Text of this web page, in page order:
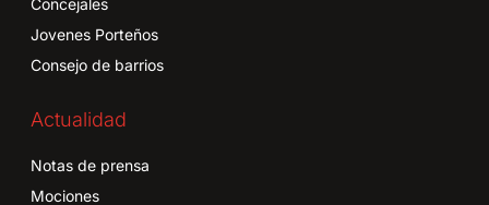
Concejales
Jovenes Porteños
Consejo de barrios
Actualidad
Notas de prensa
Mociones